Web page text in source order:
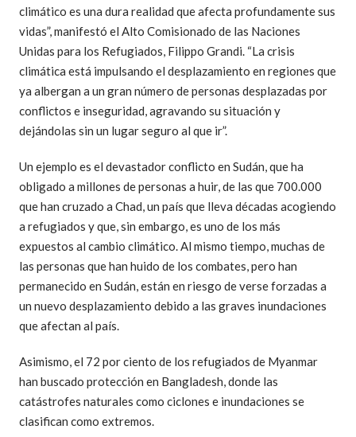
climático es una dura realidad que afecta profundamente sus
vidas”, manifestó el Alto Comisionado de las Naciones
Unidas para los Refugiados, Filippo Grandi. “La crisis
climática está impulsando el desplazamiento en regiones que
ya albergan a un gran número de personas desplazadas por
conflictos e inseguridad, agravando su situación y
dejándolas sin un lugar seguro al que ir”.
Un ejemplo es el devastador conflicto en Sudán, que ha
obligado a millones de personas a huir, de las que 700.000
que han cruzado a Chad, un país que lleva décadas acogiendo
a refugiados y que, sin embargo, es uno de los más
expuestos al cambio climático. Al mismo tiempo, muchas de
las personas que han huido de los combates, pero han
permanecido en Sudán, están en riesgo de verse forzadas a
un nuevo desplazamiento debido a las graves inundaciones
que afectan al país.
Asimismo, el 72 por ciento de los refugiados de Myanmar
han buscado protección en Bangladesh, donde las
catástrofes naturales como ciclones e inundaciones se
clasifican como extremos.